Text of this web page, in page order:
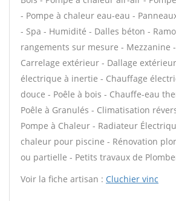
- Pompe à chaleur eau-eau -
- Spa - Humidité - Dalles béton -
rangements sur mesure - Mezzanine
Carrelage extérieur - Dallage
électrique à inertie - Chauffage
douce - Poêle à bois - Chauffe-eau
Poêle à Granulés - Climatisation
Pompe à Chaleur - Radiateur
chaleur pour piscine - Rénovation
ou partielle - Petits travaux de
Voir la fiche artisan : Cluchier vinc